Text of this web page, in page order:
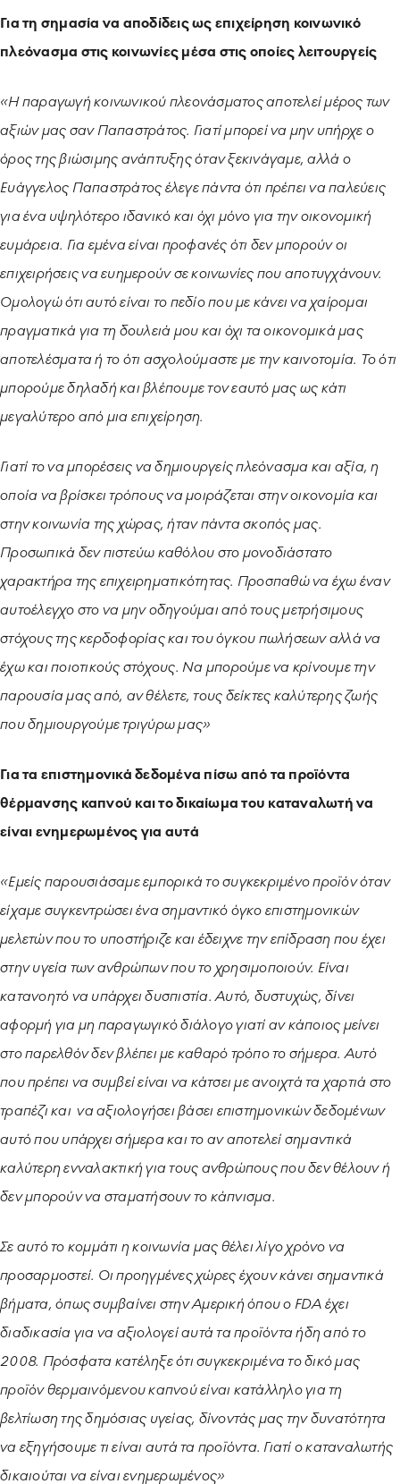
Για τη σημασία να αποδίδεις ως επιχείρηση κοινωνικό
πλεόνασμα στις κοινωνίες μέσα στις οποίες λειτουργείς
«Η παραγωγή κοινωνικού πλεονάσματος αποτελεί μέρος των
αξιών μας σαν Παπαστράτος. Γιατί μπορεί να μην υπήρχε ο
όρος της βιώσιμης ανάπτυξης όταν ξεκινάγαμε, αλλά ο
Ευάγγελος Παπαστράτος έλεγε πάντα ότι πρέπει να παλεύεις
για ένα υψηλότερο ιδανικό και όχι μόνο για την οικονομική
ευμάρεια. Για εμένα είναι προφανές ότι δεν μπορούν οι
επιχειρήσεις να ευημερούν σε κοινωνίες που αποτυγχάνουν.
Ομολογώ ότι αυτό είναι το πεδίο που με κάνει να χαίρομαι
πραγματικά για τη δουλειά μου και όχι τα οικονομικά μας
αποτελέσματα ή το ότι ασχολούμαστε με την καινοτομία. Το ότι
μπορούμε δηλαδή και βλέπουμε τον εαυτό μας ως κάτι
μεγαλύτερο από μια επιχείρηση.
Γιατί το να μπορέσεις να δημιουργείς πλεόνασμα και αξία, η
οποία να βρίσκει τρόπους να μοιράζεται στην οικονομία και
στην κοινωνία της χώρας, ήταν πάντα σκοπός μας.
Προσωπικά δεν πιστεύω καθόλου στο μονοδιάστατο
χαρακτήρα της επιχειρηματικότητας. Προσπαθώ να έχω έναν
αυτοέλεγχο στο να μην οδηγούμαι από τους μετρήσιμους
στόχους της κερδοφορίας και του όγκου πωλήσεων αλλά να
έχω και ποιοτικούς στόχους. Να μπορούμε να κρίνουμε την
παρουσία μας από, αν θέλετε, τους δείκτες καλύτερης ζωής
που δημιουργούμε τριγύρω μας»
Για τα επιστημονικά δεδομένα πίσω από τα προϊόντα
θέρμανσης καπνού και το δικαίωμα του καταναλωτή να
είναι ενημερωμένος για αυτά
«Εμείς παρουσιάσαμε εμπορικά το συγκεκριμένο προϊόν όταν
είχαμε συγκεντρώσει ένα σημαντικό όγκο επιστημονικών
μελετών που το υποστήριζε και έδειχνε την επίδραση που έχει
στην υγεία των ανθρώπων που το χρησιμοποιούν. Είναι
κατανοητό να υπάρχει δυσπιστία. Αυτό, δυστυχώς, δίνει
αφορμή για μη παραγωγικό διάλογο γιατί αν κάποιος μείνει
στο παρελθόν δεν βλέπει με καθαρό τρόπο το σήμερα. Αυτό
που πρέπει να συμβεί είναι να κάτσει με ανοιχτά τα χαρτιά στο
τραπέζι και να αξιολογήσει βάσει επιστημονικών δεδομένων
αυτό που υπάρχει σήμερα και το αν αποτελεί σημαντικά
καλύτερη ενναλακτική για τους ανθρώπους που δεν θέλουν ή
δεν μπορούν να σταματήσουν το κάπνισμα.
Σε αυτό το κομμάτι η κοινωνία μας θέλει λίγο χρόνο να
προσαρμοστεί. Οι προηγμένες χώρες έχουν κάνει σημαντικά
βήματα, όπως συμβαίνει στην Αμερική όπου ο FDA έχει
διαδικασία για να αξιολογεί αυτά τα προϊόντα ήδη από το
2008. Πρόσφατα κατέληξε ότι συγκεκριμένα το δικό μας
προϊόν θερμαινόμενου καπνού είναι κατάλληλο για τη
βελτίωση της δημόσιας υγείας, δίνοντάς μας την δυνατότητα
να εξηγήσουμε τι είναι αυτά τα προϊόντα. Γιατί ο καταναλωτής
δικαιούται να είναι ενημερωμένος»